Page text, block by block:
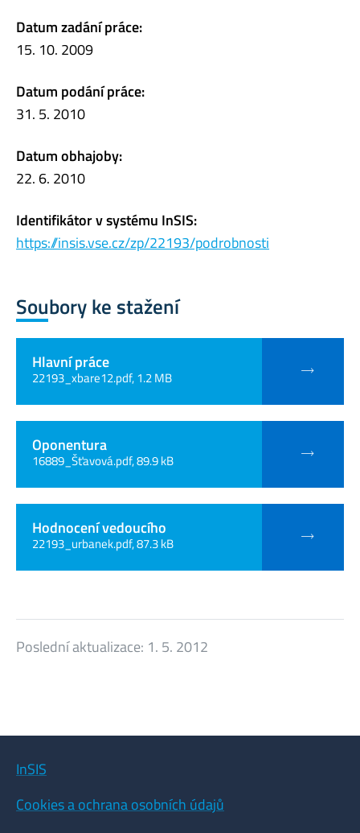
Datum zadání práce:
15. 10. 2009
Datum podání práce:
31. 5. 2010
Datum obhajoby:
22. 6. 2010
Identifikátor v systému InSIS:
https://insis.vse.cz/zp/22193/podrobnosti
Soubory ke stažení
Hlavní práce
22193_xbare12.pdf, 1.2 MB
Oponentura
16889_Šťavová.pdf, 89.9 kB
Hodnocení vedoucího
22193_urbanek.pdf, 87.3 kB
Poslední aktualizace: 1. 5. 2012
InSIS
Cookies a ochrana osobních údajů